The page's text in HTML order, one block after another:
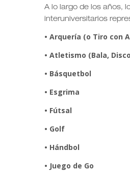
A lo largo de los años,
interuniversitarios
• Arquería (o Tiro con
• Atletismo (Bala,
• Básquetbol
• Esgrima
• Fútsal
• Golf
• Hándbol
• Juego de Go